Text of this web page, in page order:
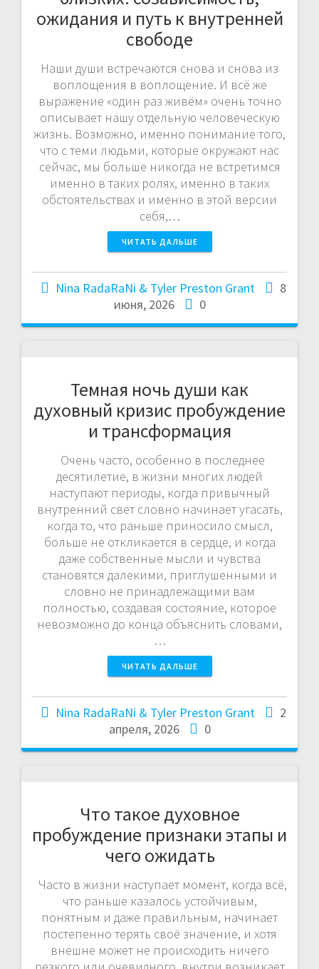
ожидания и путь к внутренней
свободе
Наши души встречаются снова и снова из
воплощения в воплощение. И всё же
выражение «один раз живём» очень точно
описывает нашу отдельную человеческую
жизнь. Возможно, именно понимание того,
что с теми людьми, которые окружают нас
сейчас, мы больше никогда не встретимся
именно в таких ролях, именно в таких
обстоятельствах и именно в этой версии
себя,…
ЧИТАТЬ ДАЛЬШЕ
Nina RadaRaNi & Tyler Preston Grant
8
июня, 2026
0
Темная ночь души как
духовный кризис пробуждение
и трансформация
Очень часто, особенно в последнее
десятилетие, в жизни многих людей
наступают периоды, когда привычный
внутренний свет словно начинает угасать,
когда то, что раньше приносило смысл,
больше не откликается в сердце, и когда
даже собственные мысли и чувства
становятся далекими, приглушенными и
словно не принадлежащими вам
полностью, создавая состояние, которое
невозможно до конца объяснить словами,
…
ЧИТАТЬ ДАЛЬШЕ
Nina RadaRaNi & Tyler Preston Grant
2
апреля, 2026
0
Что такое духовное
пробуждение признаки этапы и
чего ожидать
Часто в жизни наступает момент, когда всё,
что раньше казалось устойчивым,
понятным и даже правильным, начинает
постепенно терять своё значение, и хотя
внешне может не происходить ничего